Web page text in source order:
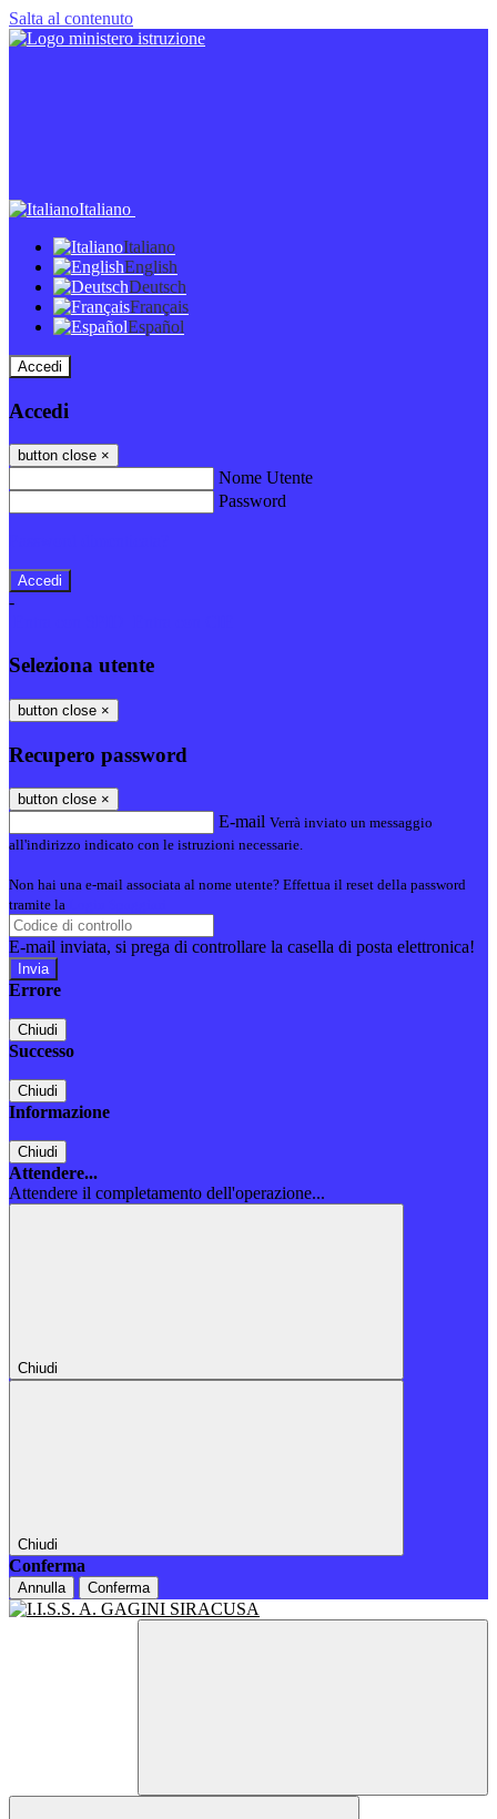
Salta al contenuto
Italiano
Italiano
English
Deutsch
Français
Español
Accedi
Accedi
button close ×
Nome Utente
Password
-
Seleziona utente
button close ×
Recupero password
button close ×
E-mail Verrà inviato un messaggio
all'indirizzo indicato con le istruzioni necessarie.
Non hai una e-mail associata al nome utente? Effettua il reset della password
tramite la
E-mail inviata, si prega di controllare la casella di posta elettronica!
Errore
Chiudi
Successo
Chiudi
Informazione
Chiudi
Attendere...
Attendere il completamento dell'operazione...
Chiudi
Chiudi
Conferma
Annulla Conferma